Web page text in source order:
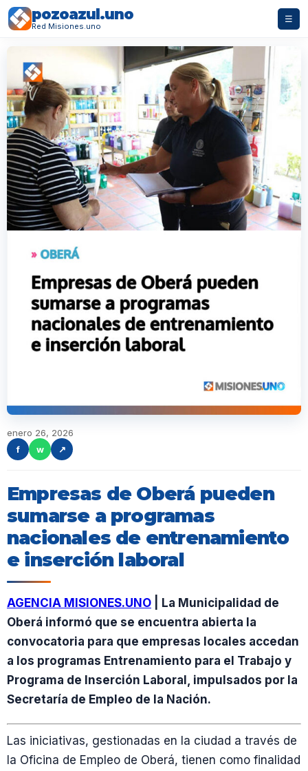
pozoazul.uno
Red Misiones.uno
☰
enero 26, 2026
f
w ↗
Empresas de Oberá pueden
sumarse a programas
nacionales de entrenamiento
e inserción laboral
AGENCIA MISIONES.UNO | La Municipalidad de
Oberá informó que se encuentra abierta la
convocatoria para que empresas locales accedan
a los programas Entrenamiento para el Trabajo y
Programa de Inserción Laboral, impulsados por la
Secretaría de Empleo de la Nación.
Las iniciativas, gestionadas en la ciudad a través de
la Oficina de Empleo de Oberá, tienen como finalidad